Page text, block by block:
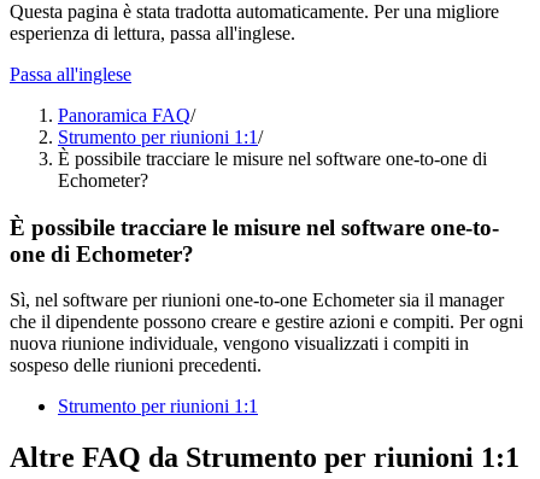
Questa pagina è stata tradotta automaticamente. Per una migliore
esperienza di lettura, passa all'inglese.
Passa all'inglese
Panoramica FAQ/
Strumento per riunioni 1:1/
È possibile tracciare le misure nel software one-to-one di
Echometer?
È possibile tracciare le misure nel software one-to-
one di Echometer?
Sì, nel software per riunioni one-to-one Echometer sia il manager
che il dipendente possono creare e gestire azioni e compiti. Per ogni
nuova riunione individuale, vengono visualizzati i compiti in
sospeso delle riunioni precedenti.
Strumento per riunioni 1:1
Altre FAQ da Strumento per riunioni 1:1